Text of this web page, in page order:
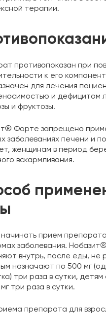
терапии.
противопоказан при
к его
для лечения
и дефицитом
и фруктозы.
Форте запрещено
заболеваниях печени и
женщинам в период
вскармливания.
прием
заболевания.
внутрь, после еды, не
назначают по 500 мг
три раза в сутки, детям
три раза в сутки.
препарата для